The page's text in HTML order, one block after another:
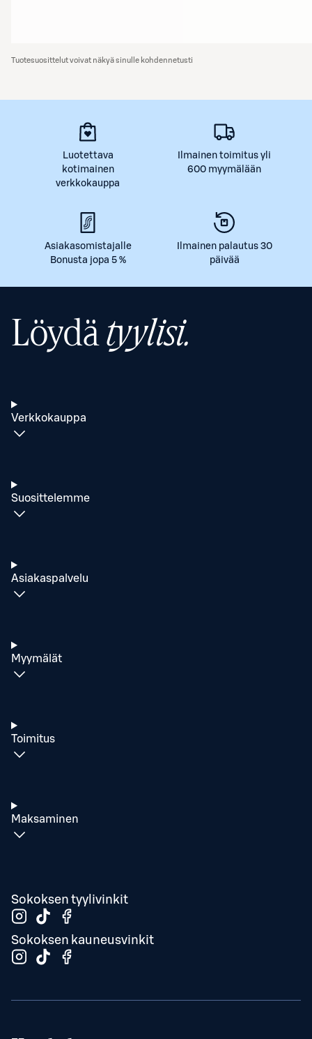
Tuotesuosittelut voivat näkyä sinulle kohdennetusti
Luotettava
kotimainen
verkkokauppa
Ilmainen toimitus yli
600 myymälään
Asiakasomistajalle
Bonusta jopa 5 %
Ilmainen palautus 30
päivää
Löydätyylisi.
Verkkokauppa
Suosittelemme
Asiakaspalvelu
Myymälät
Toimitus
Maksaminen
Sokoksen tyylivinkit
Sokoksen kauneusvinkit